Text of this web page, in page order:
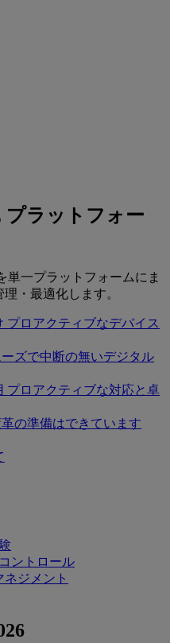
プラットフォー
単一プラットフォームにま
・最適化します。
プロアクティブなデバイス
ーズで中断の無いデジタル
プロアクティブな対応と卓
の準備はできています
ントロール
ジメント